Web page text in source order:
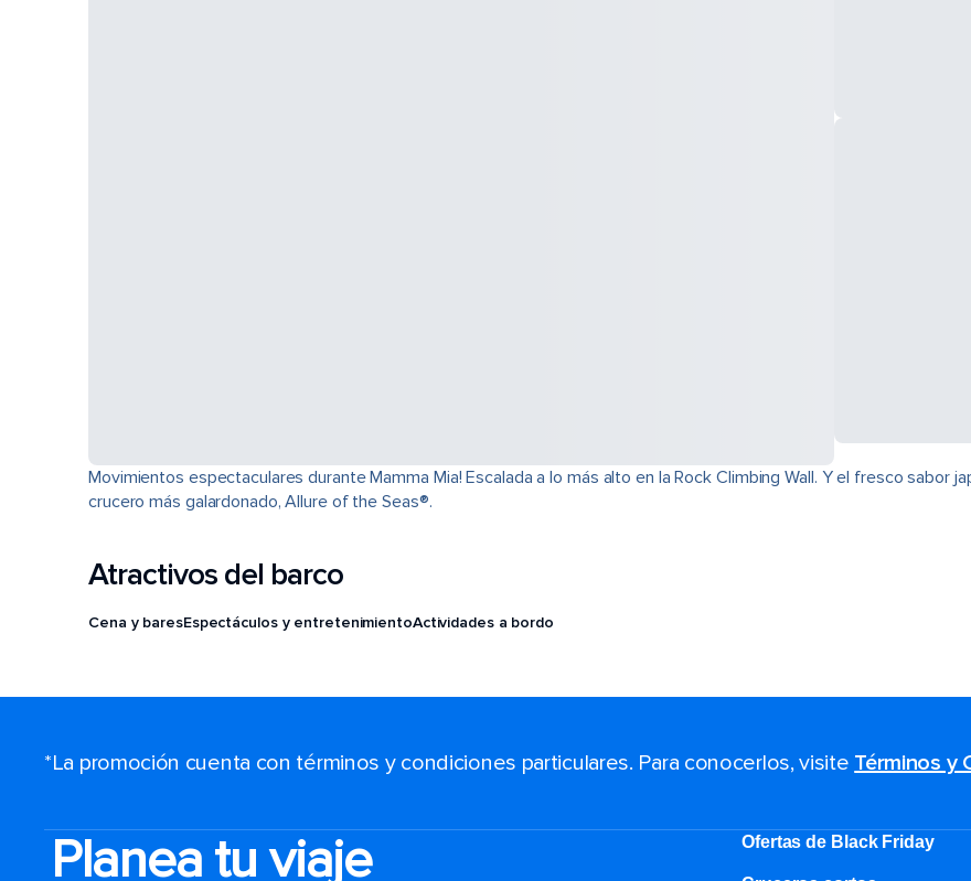
Movimientos espectaculares durante Mamma Mia! Escalada a lo más alto en la Rock Climbing Wall. Y el fresco sabor
crucero más galardonado, Allure of the Seas®.
Atractivos del barco
Cena y baresEspectáculos y entretenimientoActividades a bordo
*La promoción cuenta con términos y condiciones particulares. Para conocerlos, visite Términos y
Planea tu viaje
Ofertas de Black Friday